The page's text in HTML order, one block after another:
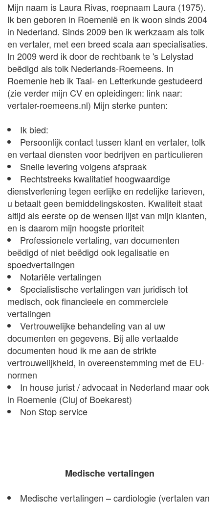
Mijn naam is Laura Rivas, roepnaam Laura (1975).
Ik ben geboren in Roemenië en ik woon sinds 2004
in Nederland. Sinds 2009 ben ik werkzaam als tolk
en vertaler, met een breed scala aan specialisaties.
In 2009 werd ik door de rechtbank te 's Lelystad
beëdigd als tolk Nederlands-Roemeens. In
Roemenie heb ik Taal- en Letterkunde gestudeerd
(zie verder mijn CV en opleidingen: link naar:
vertaler-roemeens.nl) Mijn sterke punten:
Ik bied:
Persoonlijk contact tussen klant en vertaler, tolk
en vertaal diensten voor bedrijven en particulieren
Snelle levering volgens afspraak
Rechtstreeks kwalitatief hoogwaardige
dienstverlening tegen eerlijke en redelijke tarieven,
u betaalt geen bemiddelingskosten. Kwaliteit staat
altijd als eerste op de wensen lijst van mijn klanten,
en is daarom mijn hoogste prioriteit
Professionele vertaling, van documenten
beëdigd of niet beëdigd ook legalisatie en
spoedvertalingen
Notariële vertalingen
Specialistische vertalingen van juridisch tot
medisch, ook financieele en commerciele
vertalingen
Vertrouwelijke behandeling van al uw
documenten en gegevens. Bij alle vertaalde
documenten houd ik me aan de strikte
vertrouwelijkheid, in overeenstemming met de EU-
normen
In house jurist / advocaat in Nederland maar ook
in Roemenie (Cluj of Boekarest)
Non Stop service
Medische vertalingen
Medische vertalingen – cardiologie (vertalen van